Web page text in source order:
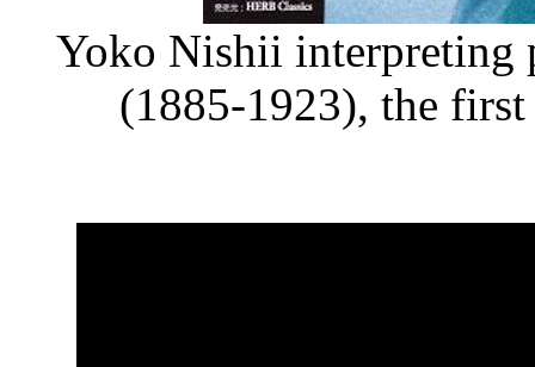
Yoko Nishii interpreting
(1885-1923), the